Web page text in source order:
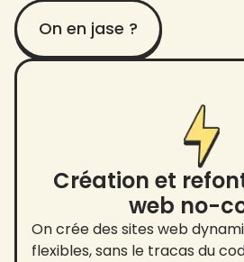
On en jase ?
Création et
web no-
On crée des sites web
flexibles, sans le tracas du